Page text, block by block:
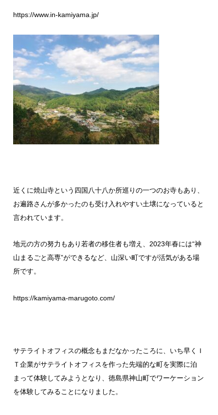
https://www.in-kamiyama.jp/
近くに焼山寺という四国八十八か所巡りの一つのお寺もあり、
お遍路さんが多かったのも受け入れやすい土壌になっていると
言われています。
地元の方の努力もあり若者の移住者も増え、2023年春には“神
山まるごと高専”ができるなど、山深い町ですが活気がある場
所です。
https://kamiyama-marugoto.com/
サテライトオフィスの概念もまだなかったころに、いち早くＩ
Ｔ企業がサテライトオフィスを作った先端的な町を実際に泊
まって体験してみようとなり、徳島県神山町でワーケーション
を体験してみることになりました。